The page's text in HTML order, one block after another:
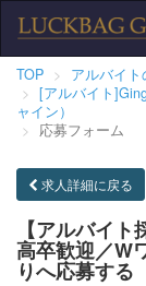
TOP
アルバイト
[アルバイト
ャイン）
応募フォーム
【アルバイ
高卒歓迎／W
りへ応募する
求人詳細に戻る